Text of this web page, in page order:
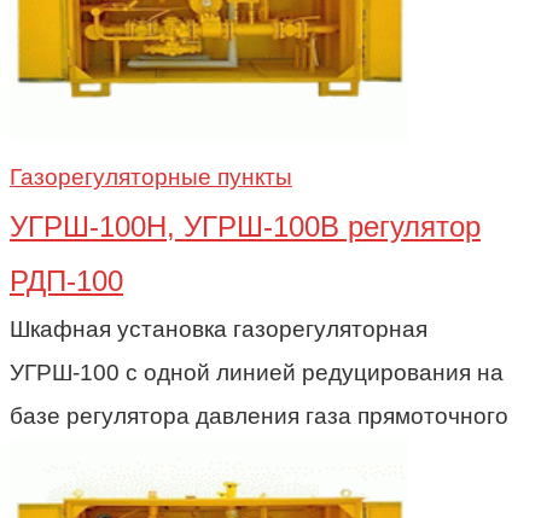
Газорегуляторные пункты
УГРШ-100Н, УГРШ-100В регулятор
РДП-100
Шкафная установка газорегуляторная
УГРШ-100 с одной линией редуцирования на
базе регулятора давления газа прямоточного